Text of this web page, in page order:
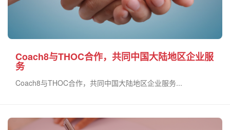
Coach8与THOC合作，共同中国大陆地区企业服
务
Coach8与THOC合作，共同中国大陆地区企业服务​...